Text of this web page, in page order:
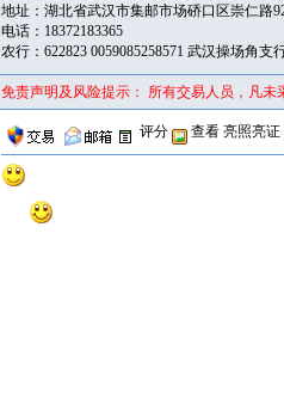
地址：湖北省武汉市集邮市场硚口区崇仁路
电话：18372183365
农行：622823 0059085258571 武汉操场角支
免责声明及风险提示： 所有交易人员，凡
评分 查看 亮照亮证